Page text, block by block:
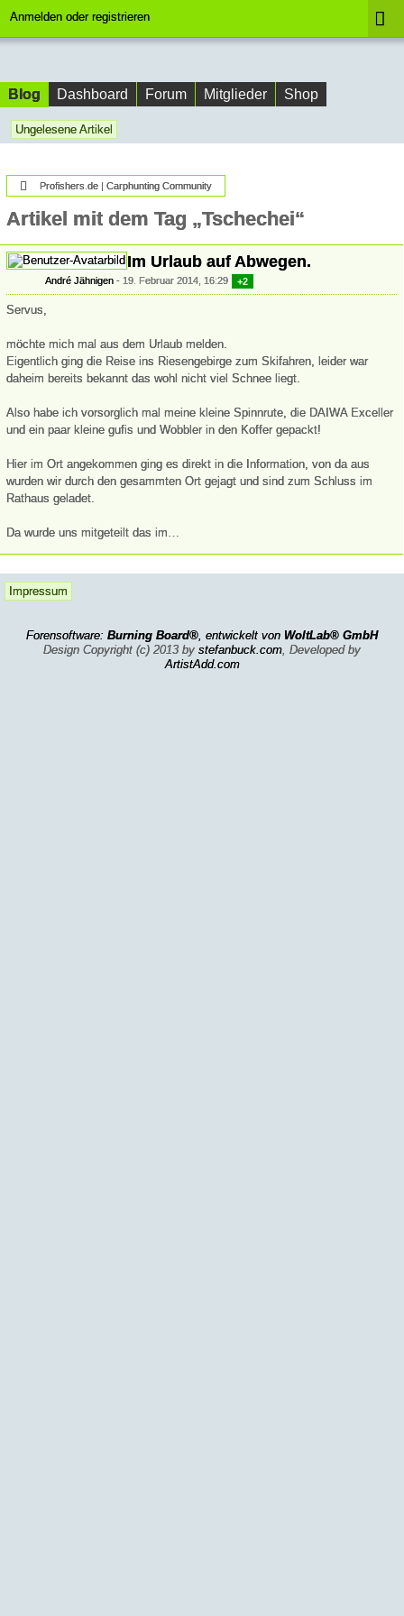
Anmelden oder registrieren
Blog Dashboard Forum Mitglieder Shop
Ungelesene Artikel
Profishers.de | Carphunting Community
Artikel mit dem Tag „Tschechei“
Im Urlaub auf Abwegen.
André Jähnigen 19. Februar 2014, 16:29 +2
Servus,
möchte mich mal aus dem Urlaub melden.
Eigentlich ging die Reise ins Riesengebirge zum Skifahren, leider war
daheim bereits bekannt das wohl nicht viel Schnee liegt.
Also habe ich vorsorglich mal meine kleine Spinnrute, die DAIWA Exceller
und ein paar kleine gufis und Wobbler in den Koffer gepackt!
Hier im Ort angekommen ging es direkt in die Information, von da aus
wurden wir durch den gesammten Ort gejagt und sind zum Schluss im
Rathaus geladet.
Da wurde uns mitgeteilt das im…
Impressum
Forensoftware: Burning Board®, entwickelt von WoltLab® GmbH
Design Copyright (c) 2013 by stefanbuck.com, Developed by
ArtistAdd.com